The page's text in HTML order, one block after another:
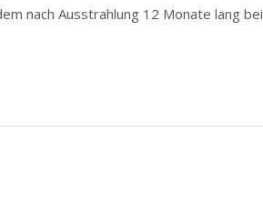
nach Ausstrahlung 12 Monate lang bei